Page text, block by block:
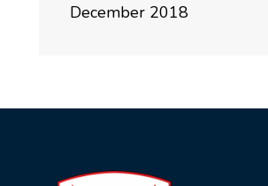
December 2018